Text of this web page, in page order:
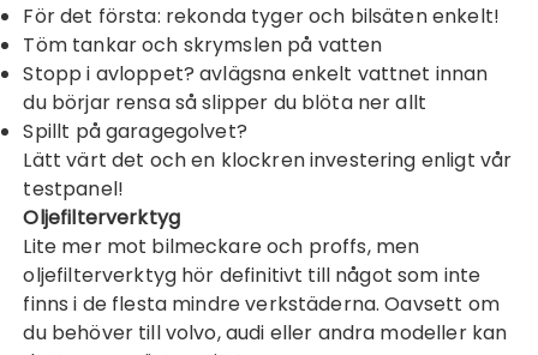
För det första: rekonda tyger och bilsäten enkelt!
Töm tankar och skrymslen på vatten
Stopp i avloppet? avlägsna enkelt vattnet innan
du börjar rensa så slipper du blöta ner allt
Spillt på garagegolvet?
Lätt värt det och en klockren investering enligt vår
testpanel!
Oljefilterverktyg
Lite mer mot bilmeckare och proffs, men
oljefilterverktyg hör definitivt till något som inte
finns i de flesta mindre verkstäderna. Oavsett om
du behöver till volvo, audi eller andra modeller kan